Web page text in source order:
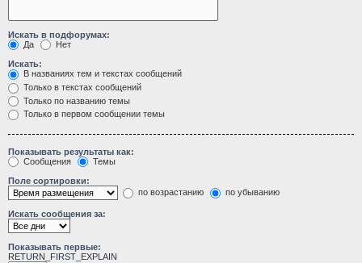
Искать в подфорумах:
Да
Нет
Искать:
В названиях тем и текстах сообщений
Только в текстах сообщений
Только по названию темы
Только в первом сообщении темы
Показывать результаты как:
Сообщения
Темы
Поле сортировки:
по возрастанию
по убыванию
Искать сообщения за:
Показывать первые:
RETURN_FIRST_EXPLAIN